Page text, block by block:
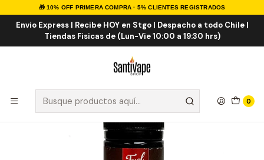
🎁 10% OFF PRIMERA COMPRA · 5% CLIENTES REGISTRADOS
Envio Express | Recibe HOY en Stgo | Despacho a todo Chile |
Tiendas Fisicas de (Lun-Vie 10:00 a 19:30 hrs)
0
Inicio E-LIQUID IMPORTADOS
E-liquid Importados 100ml
Fuel Vape Coffee Hazelnut 100ml